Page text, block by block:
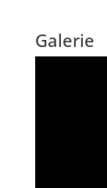
Galerie